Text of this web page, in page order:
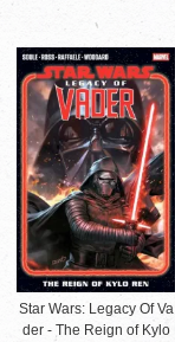
Star Wars: Legacy Of Va
der - The Reign of Kylo